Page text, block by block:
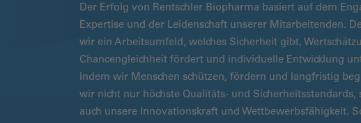
Der Erfolg von Rentschler Biopharma basiert auf dem
Expertise und der Leidenschaft unserer Mitarbeitenden.
wir ein Arbeitsumfeld, welches Sicherheit gibt,
Chancengleichheit fördert und individuelle Entwicklung
Indem wir Menschen schützen, fördern und langfristig
wir nicht nur höchste Qualitäts- und Sicherheitsstandards,
auch unsere Innovationskraft und Wettbewerbsfähigkeit.